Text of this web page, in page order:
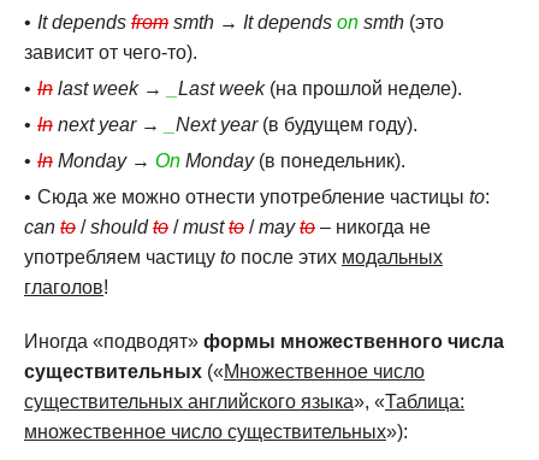
It depends from smth → It depends on smth (это
зависит от чего-то).
In last week→ Last week(на прошлой неделе).
In next year→ Next year(в будущем году).
In Monday→ On Monday(в понедельник).
Сюда же можно отнести употребление частицы to:
can to /shouldto /mustto /mayto – никогда не
употребляем частицу to после этих модальных
глаголов!
Иногда «подводят» формы множественного числа
существительных («Множественное число
существительных английского языка», «Таблица:
множественное число существительных»):